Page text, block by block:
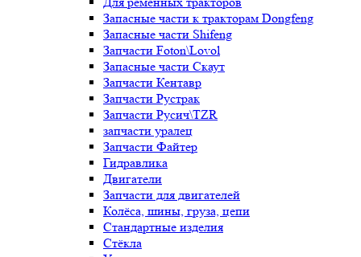
Запасные части к тракторам Dongfeng
Запасные части Shifeng
Запчасти Foton\Lovol
Запасные части Скаут
Запчасти Кентавр
Запчасти Рустрак
Запчасти Русич\TZR
запчасти уралец
Запчасти Файтер
Гидравлика
Двигатели
Запчасти для двигателей
Колёса, шины, груза, цепи
Стандартные изделия
Стёкла